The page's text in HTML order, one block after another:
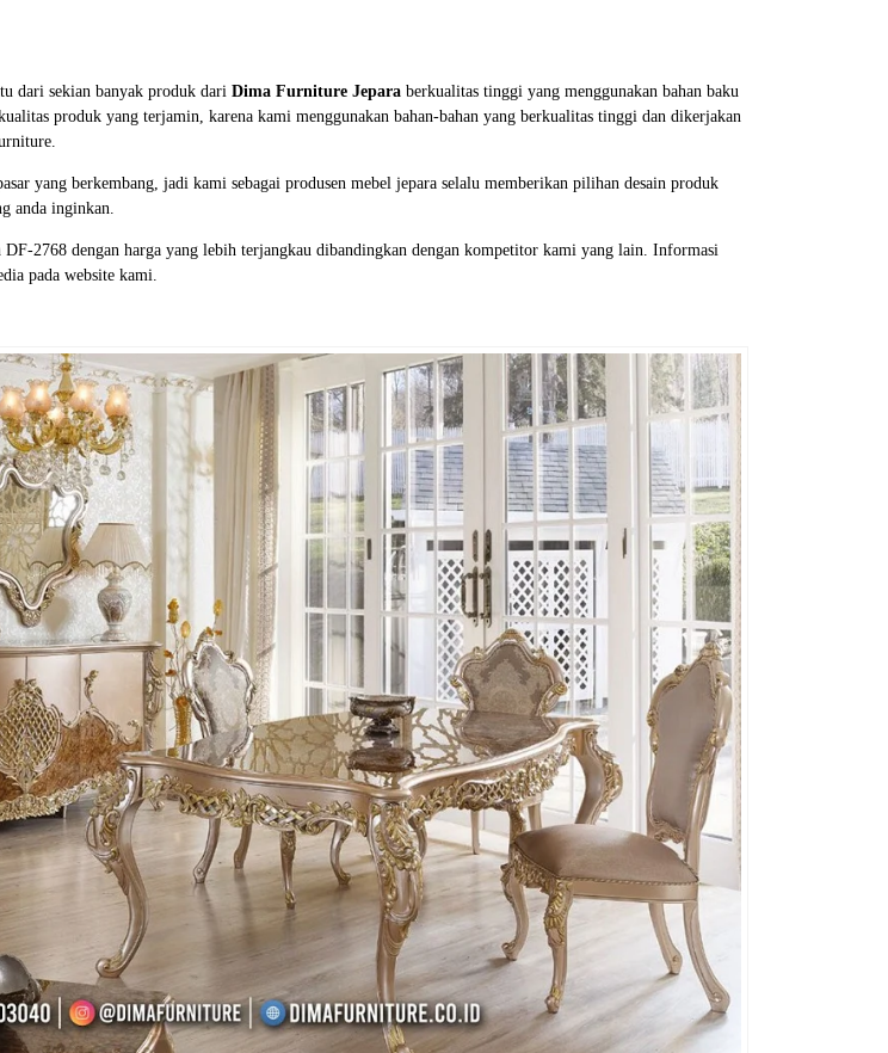
dari sekian banyak produk dari Dima Furniture Jepara berkualitas tinggi yang menggunakan bahan baku
produk yang terjamin, karena kami menggunakan bahan-bahan yang berkualitas tinggi dan dikerjakan
yang berkembang, jadi kami sebagai produsen mebel jepara selalu memberikan pilihan desain produk
anda inginkan.
2768 dengan harga yang lebih terjangkau dibandingkan dengan kompetitor kami yang lain. Informasi
pada website kami.